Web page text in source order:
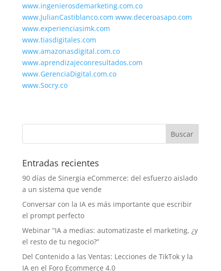
www.ingenierosdemarketing.com.co
www.JulianCastiblanco.com www.deceroasapo.com
www.experienciasimk.com
www.tiasdigitales.com
www.amazonasdigital.com.co
www.aprendizajeconresultados.com
www.GerenciaDigital.com.co
www.Socry.co
Entradas recientes
90 días de Sinergia eCommerce: del esfuerzo aislado
a un sistema que vende
Conversar con la IA es más importante que escribir
el prompt perfecto
Webinar “IA a medias: automatizaste el marketing, ¿y
el resto de tu negocio?”
Del Contenido a las Ventas: Lecciones de TikTok y la
IA en el Foro Ecommerce 4.0